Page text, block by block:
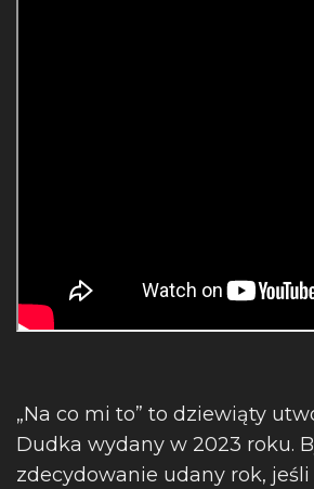
„Na co mi to” to dziewiąty
Dudka wydany w 2023 roku.
zdecydowanie udany rok,